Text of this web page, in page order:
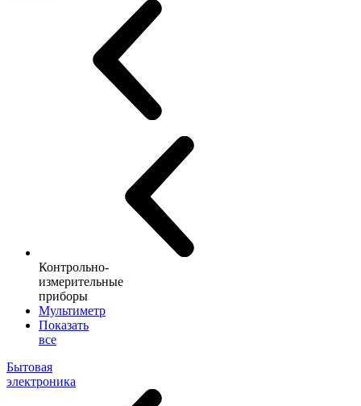
Контрольно-
измерительные
приборы
Мультиметр
Показать
все
Бытовая
электроника